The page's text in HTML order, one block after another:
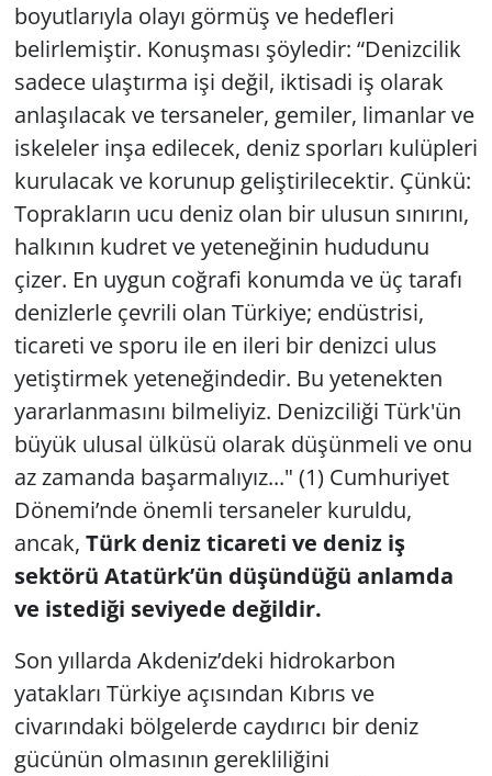
boyutlarıyla olayı görmüş ve hedefleri
belirlemiştir. Konuşması şöyledir: “Denizcilik
sadece ulaştırma işi değil, iktisadi iş olarak
anlaşılacak ve tersaneler, gemiler, limanlar ve
iskeleler inşa edilecek, deniz sporları kulüpleri
kurulacak ve korunup geliştirilecektir. Çünkü:
Toprakların ucu deniz olan bir ulusun sınırını,
halkının kudret ve yeteneğinin hududunu
çizer. En uygun coğrafi konumda ve üç tarafı
denizlerle çevrili olan Türkiye; endüstrisi,
ticareti ve sporu ile en ileri bir denizci ulus
yetiştirmek yeteneğindedir. Bu yetenekten
yararlanmasını bilmeliyiz. Denizciliği Türk'ün
büyük ulusal ülküsü olarak düşünmeli ve onu
az zamanda başarmalıyız..." (1) Cumhuriyet
Dönemi’nde önemli tersaneler kuruldu,
ancak, Türk deniz ticareti ve deniz iş
sektörü Atatürk’ün düşündüğü anlamda
ve istediği seviyede değildir.
Son yıllarda Akdeniz’deki hidrokarbon
yatakları Türkiye açısından Kıbrıs ve
civarındaki bölgelerde caydırıcı bir deniz
gücünün olmasının gerekliliğini